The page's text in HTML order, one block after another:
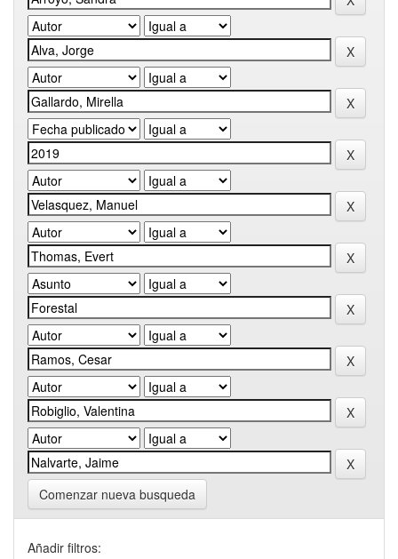
Comenzar nueva busqueda
Añadir filtros: